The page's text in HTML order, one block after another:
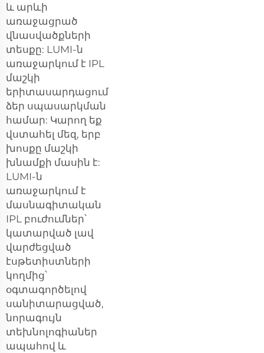
և արևի
առաջացրած
վնասվածքների
տեսքը: LUMI-ն
առաջարկում է IPL
մաշկի
երիտասարդացում
ձեր սպասարկման
համար: Կարող եք
վստահել մեզ, երբ
խոսքը մաշկի
խնամքի մասին է:
LUMI-ն
առաջարկում է
մասնագիտական
IPL բուժումներ՝
կատարված լավ
վարժեցված
էսթետիստների
կողմից՝
օգտագործելով
սանիտարացված,
նորագույն
տեխնոլոգիաներ
ապահով և